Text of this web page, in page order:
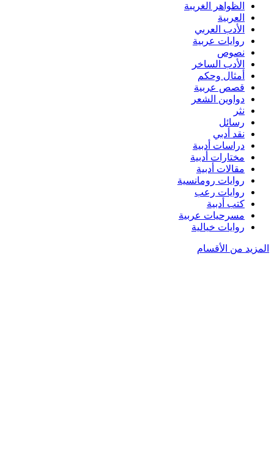
الظواهر الغريبة‏
العربية
الأدب العربي
روايات عربية
نصوص
الأدب الساخر
أمثال وحكم
قصص عربية
دواوين الشعر
نثر
رسائل
نقد أدبي
دراسات أدبية
مختارات أدبية
مقالات أدبية
روايات رومانسية
روايات رعب
كتب أدبية
مسرحيات عربية
روايات خيالية
المزيد من الأقسام